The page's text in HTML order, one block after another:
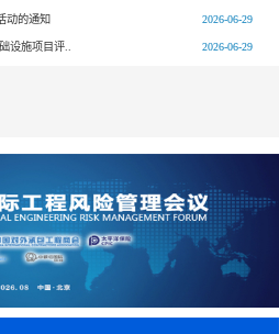
2026-06-29
动的通知
2026-06-29
设施项目评..